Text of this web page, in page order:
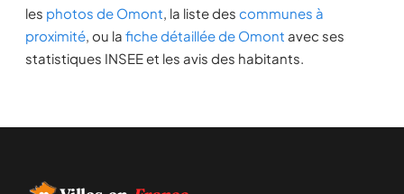
les photos de Omont, la liste des communes à
proximité, ou la fiche détaillée de Omont avec ses
statistiques INSEE et les avis des habitants.